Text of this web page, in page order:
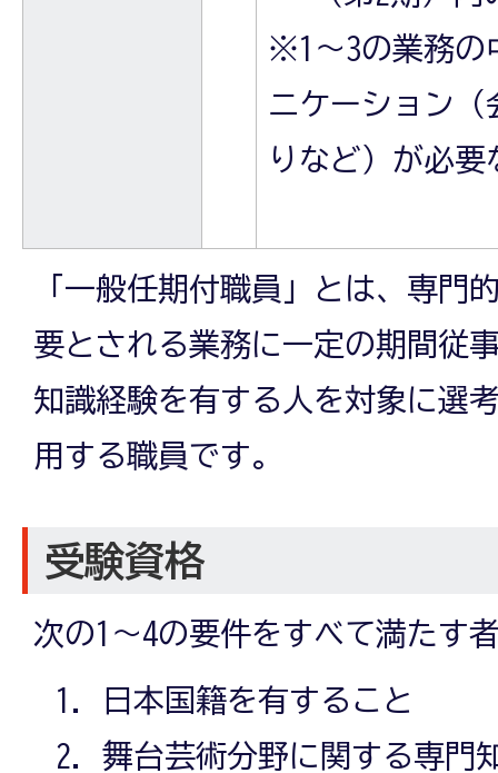
※1～3の業務の
ニケーション
りなど）が必
「一般任期付職員」とは、専門
要とされる業務に一定の期間従
知識経験を有する人を対象に選
用する職員です。
受験資格
次の1～4の要件をすべて満たす
日本国籍を有すること
舞台芸術分野に関する専門